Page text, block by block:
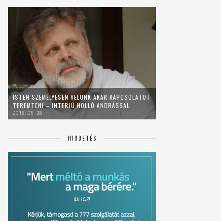
ISTEN SZEMÉLYESEN VELÜNK AKAR KAPCSOLATOT
TEREMTENI – INTERJÚ HOLLÓ ANDRÁSSAL
2018. 05. 28.
HIRDETÉS